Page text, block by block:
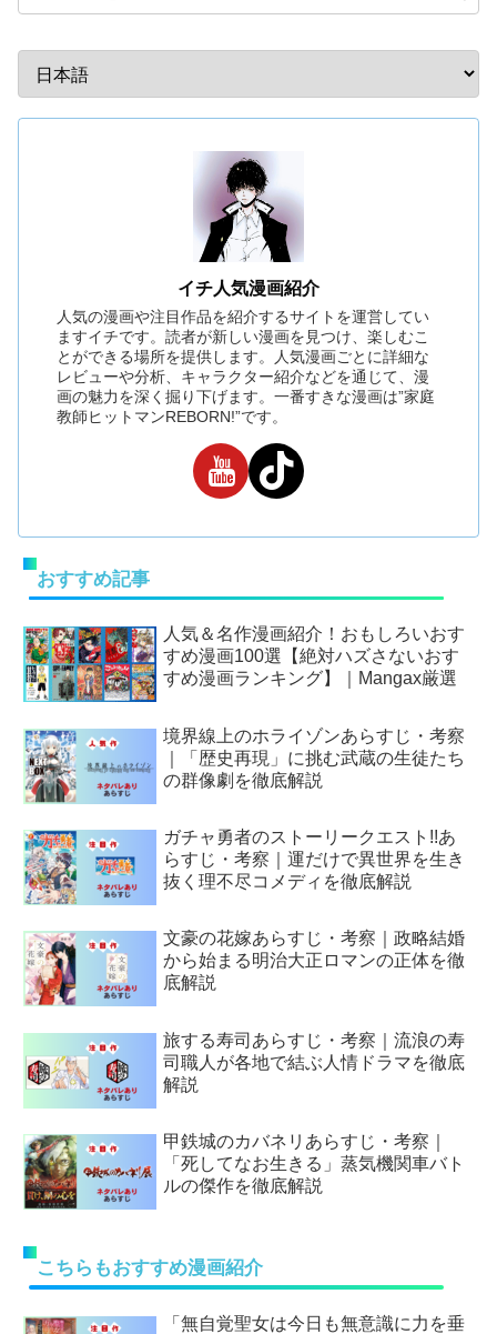
イチ人気漫画紹介
人気の漫画や注目作品を紹介するサイトを運営してい
ますイチです。読者が新しい漫画を見つけ、楽しむこ
とができる場所を提供します。人気漫画ごとに詳細な
レビューや分析、キャラクター紹介などを通じて、漫
画の魅力を深く掘り下げます。一番すきな漫画は”家庭
教師ヒットマンREBORN!”です。
おすすめ記事
人気＆名作漫画紹介！おもしろいおす
すめ漫画100選【絶対ハズさないおす
すめ漫画ランキング】｜Mangax厳選
境界線上のホライゾンあらすじ・考察
｜「歴史再現」に挑む武蔵の生徒たち
の群像劇を徹底解説
ガチャ勇者のストーリークエスト!!あ
らすじ・考察｜運だけで異世界を生き
抜く理不尽コメディを徹底解説
文豪の花嫁あらすじ・考察｜政略結婚
から始まる明治大正ロマンの正体を徹
底解説
旅する寿司あらすじ・考察｜流浪の寿
司職人が各地で結ぶ人情ドラマを徹底
解説
甲鉄城のカバネリあらすじ・考察｜
「死してなお生きる」蒸気機関車バト
ルの傑作を徹底解説
こちらもおすすめ漫画紹介
「無自覚聖女は今日も無意識に力を垂